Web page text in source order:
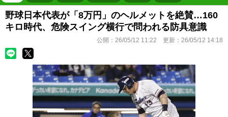
野球日本代表が「8万円」のヘルメットを絶賛…160
キロ時代、危険スイング横行で問われる防具意識
公開： 26/05/12 11:22 更新： 26/05/12 14:18